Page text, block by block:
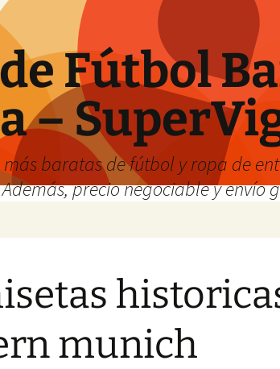
Fútbol
–
baratas de fútbol y ropa de
precio negociable y envío
munich